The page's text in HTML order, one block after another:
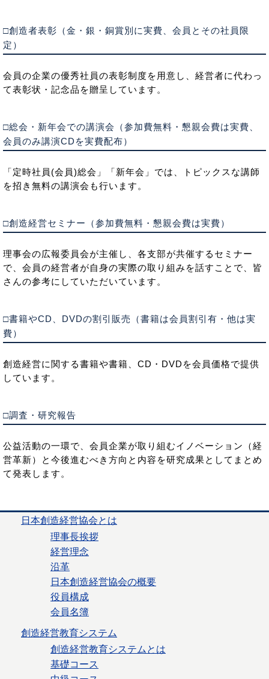
□創造者表彰（金・銀・銅賞別に実費、会員とその社員限
定）
会員の企業の優秀社員の表彰制度を用意し、経営者に代わっ
て表彰状・記念品を贈呈しています。
□総会・新年会での講演会（参加費無料・懇親会費は実費、
会員のみ講演CDを実費配布）
「定時社員(会員)総会」「新年会」では、トピックスな講師
を招き無料の講演会も行います。
□創造経営セミナー（参加費無料・懇親会費は実費）
理事会の広報委員会が主催し、各支部が共催するセミナー
で、会員の経営者が自身の実際の取り組みを話すことで、皆
さんの参考にしていただいています。
□書籍やCD、DVDの割引販売（書籍は会員割引有・他は実
費）
創造経営に関する書籍や書籍、CD・DVDを会員価格で提供
しています。
□調査・研究報告
公益活動の一環で、会員企業が取り組むイノベーション（経
営革新）と今後進むべき方向と内容を研究成果としてまとめ
て発表します。
日本創造経営協会とは
理事長挨拶
経営理念
沿革
日本創造経営協会の概要
役員構成
会員名簿
創造経営教育システム
創造経営教育システムとは
基礎コース